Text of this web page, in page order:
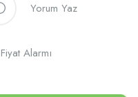
Yorum Yaz
Fiyat Alarmı